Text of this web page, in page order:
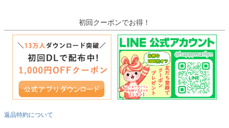
初回クーポンでお得！
返品特約について